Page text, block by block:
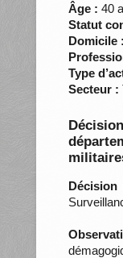
Âge : 40
Statut
Domicile :
Type
Secteur :